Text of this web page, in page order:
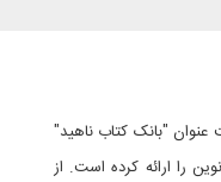
عنوان "بانک کتاب ناهید"
را ارائه کرده است. از